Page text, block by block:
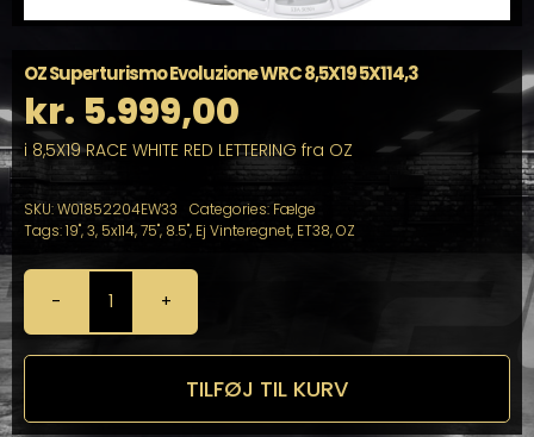
OZ Superturismo Evoluzione WRC 8,5X19 5X114,3
kr. 5.999,00
i 8,5X19 RACE WHITE RED LETTERING fra OZ
SKU:W01852204EW33 Categories: Fælge
Tags:19",3, 5x114,75", 8.5", Ej Vinteregnet, ET38,OZ
OZ
Superturismo
Evoluzione
5X114,3
TILFØJ TIL KURV